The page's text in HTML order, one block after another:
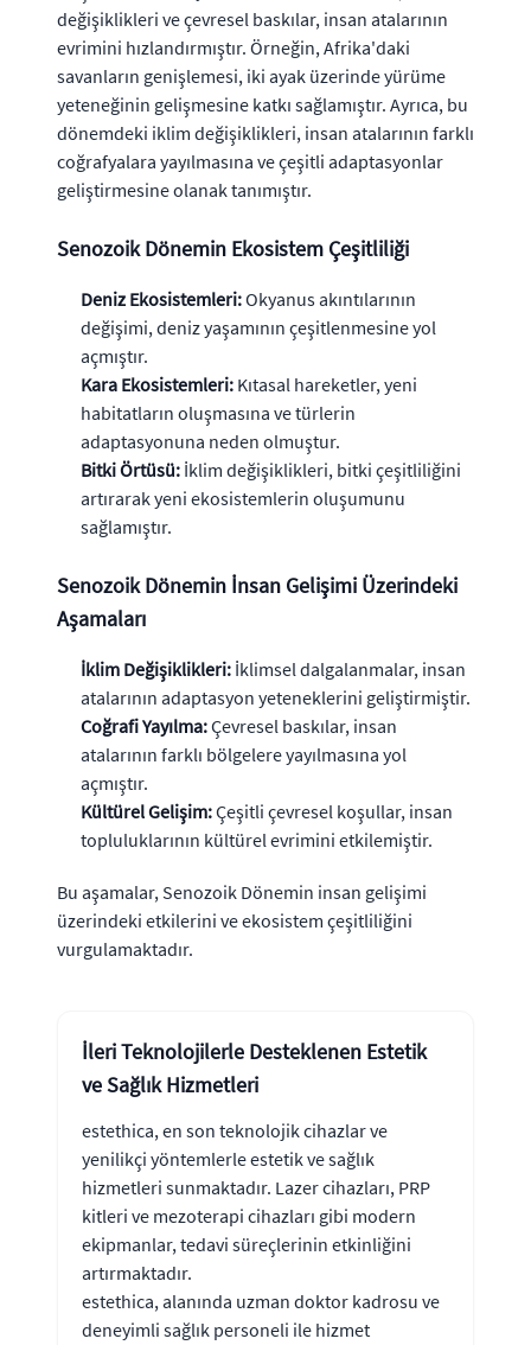
değişiklikleri ve çevresel baskılar, insan atalarının
evrimini hızlandırmıştır. Örneğin, Afrika'daki
savanların genişlemesi, iki ayak üzerinde yürüme
yeteneğinin gelişmesine katkı sağlamıştır. Ayrıca, bu
dönemdeki iklim değişiklikleri, insan atalarının farklı
coğrafyalara yayılmasına ve çeşitli adaptasyonlar
geliştirmesine olanak tanımıştır.
Senozoik Dönemin Ekosistem Çeşitliliği
Deniz Ekosistemleri:Okyanus akıntılarının
değişimi, deniz yaşamının çeşitlenmesine yol
açmıştır.
Kara Ekosistemleri: Kıtasal hareketler, yeni
habitatların oluşmasına ve türlerin
adaptasyonuna neden olmuştur.
Bitki Örtüsü: İklim değişiklikleri, bitki çeşitliliğini
artırarak yeni ekosistemlerin oluşumunu
sağlamıştır.
Senozoik Dönemin İnsan Gelişimi Üzerindeki
Aşamaları
İklim Değişiklikleri: İklimsel dalgalanmalar, insan
atalarının adaptasyon yeteneklerini geliştirmiştir.
Coğrafi Yayılma:Çevresel baskılar, insan
atalarının farklı bölgelere yayılmasına yol
açmıştır.
Kültürel Gelişim:Çeşitli çevresel koşullar, insan
topluluklarının kültürel evrimini etkilemiştir.
Bu aşamalar, Senozoik Dönemin insan gelişimi
üzerindeki etkilerini ve ekosistem çeşitliliğini
vurgulamaktadır.
İleri Teknolojilerle Desteklenen Estetik
ve Sağlık Hizmetleri
estethica, en son teknolojik cihazlar ve
yenilikçi yöntemlerle estetik ve sağlık
hizmetleri sunmaktadır. Lazer cihazları, PRP
kitleri ve mezoterapi cihazları gibi modern
ekipmanlar, tedavi süreçlerinin etkinliğini
artırmaktadır.
estethica, alanında uzman doktor kadrosu ve
deneyimli sağlık personeli ile hizmet